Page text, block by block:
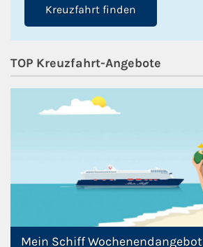
Kreuzfahrt finden
TOP Kreuzfahrt-Angebote
Mein Schiff Wochenendangebot